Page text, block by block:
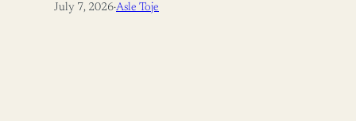
July 7, 2026·Asle Toje